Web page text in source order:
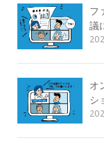
フ
議
オ
シ